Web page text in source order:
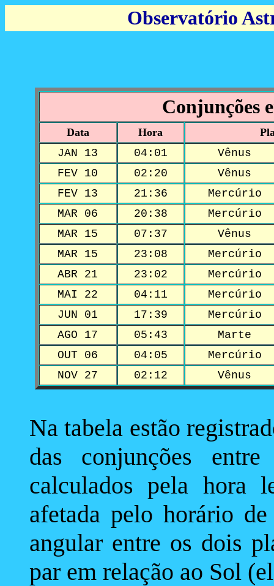
Observatório
Conjunções
Data Hora
JAN 13
04:01
Vênus
FEV 10
02:20
Vênus
FEV 13
21:36
Mercúrio
MAR 06
20:38
Mercúrio
MAR 15
07:37
Vênus
MAR 15
23:08
Mercúrio
ABR 21
23:02
Mercúrio
MAI 22
04:11
Mercúrio
JUN 01
17:39
Mercúrio
AGO 17
05:43
Marte
OUT 06
04:05
Mercúrio
NOV 27
02:12 Vênus
Na tabela estão
das conjunções
calculados pela hora
afetada pelo horário
angular entre os dois
par em relação ao Sol